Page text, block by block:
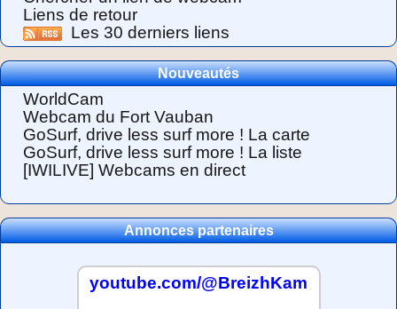
Liens de retour
Les 30 derniers liens
Nouveautés
WorldCam
Webcam du Fort Vauban
GoSurf, drive less surf more ! La carte
GoSurf, drive less surf more ! La liste
[IWILIVE] Webcams en direct
Annonces partenaires
youtube.com/@BreizhKam